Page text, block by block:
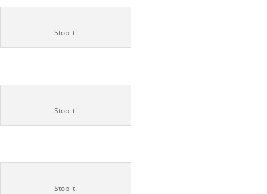
Stop it!
Stop it!
Stop it!